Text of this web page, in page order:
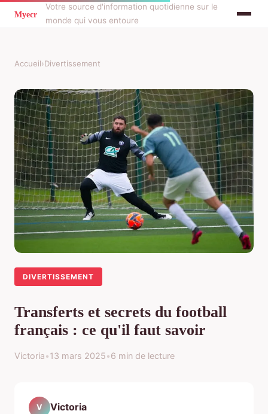
Votre source d'information quotidienne sur le
monde qui vous entoure
Accueil›Divertissement
DIVERTISSEMENT
Transferts et secrets du football
français : ce qu'il faut savoir
Victoria•13 mars 2025•6 min de lecture
V Victoria